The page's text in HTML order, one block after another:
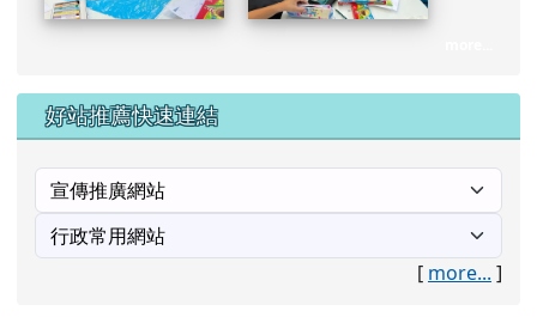
好站推薦快速連結